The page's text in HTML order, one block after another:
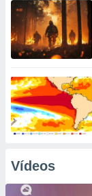
Vídeos